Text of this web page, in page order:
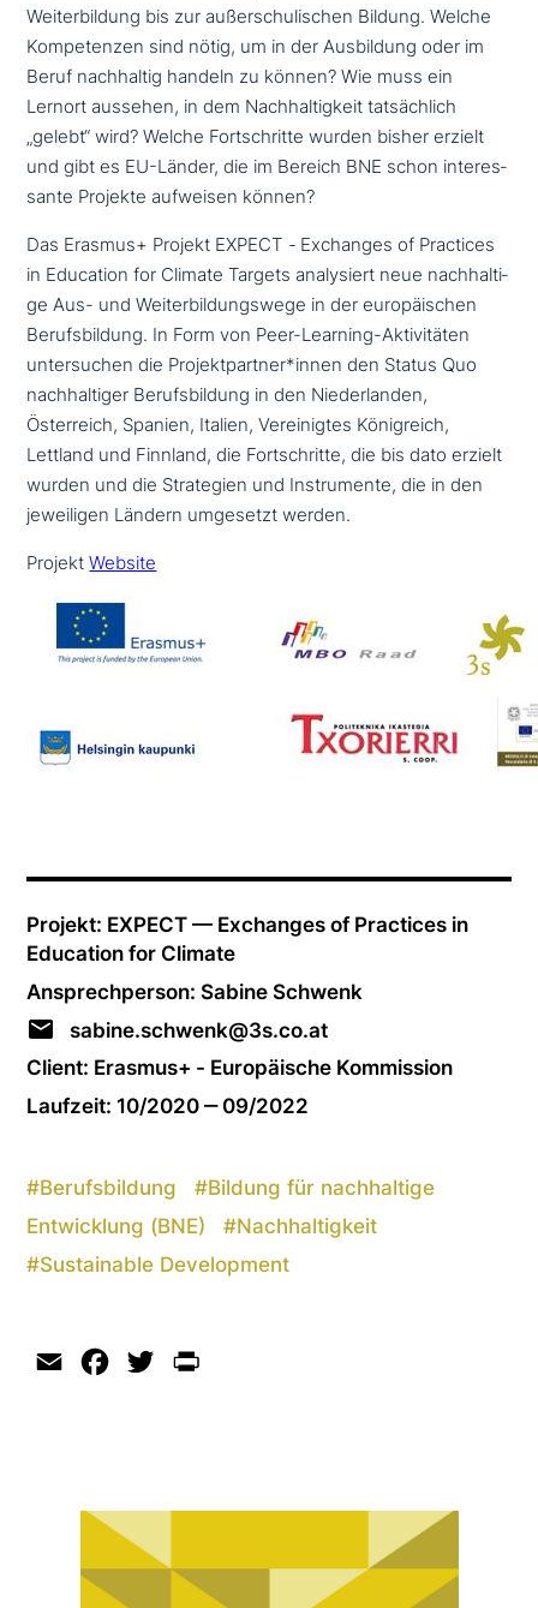
Weiterbildung bis zur außer­schu­li­schen Bildung. Welche
Kompetenzen sind nötig, um in der Ausbildung oder im
Beruf nach­hal­tig handeln zu können? Wie muss ein
Lernort aussehen, in dem Nachhaltigkeit tat­säch­lich
„gelebt“ wird? Welche Fortschritte wurden bisher erzielt
und gibt es EU-Länder, die im Bereich BNE schon inter­es­
san­te Projekte aufweisen können?
Das Erasmus+ Projekt EXPECT - Exchanges of Practices
in Education for Climate Targets ana­ly­siert neue nach­hal­ti­
ge Aus- und Weiterbildungswege in der euro­päi­schen
Berufsbildung. In Form von Peer-Learning-Aktivitäten
unter­su­chen die Projektpartner*innen den Status Quo
nach­hal­ti­ger Berufsbildung in den Niederlanden,
Österreich, Spanien, Italien, Vereinigtes Königreich,
Lettland und Finnland, die Fortschritte, die bis dato erzielt
wurden und die Strategien und Instrumente, die in den
jewei­li­gen Ländern umgesetzt werden.
ProjektWebsite
Projekt: EXPECT — Exchanges of Practices in
Education for Climate
Ansprechperson: Sabine Schwenk
sabine.schwenk@3s.co.at
Client: Erasmus+ - Europäische Kommission
Laufzeit: 10/2020 ‒ 09/2022
#Berufsbildung #Bildung für nachhaltige
Entwicklung (BNE)
#Nachhaltigkeit
#Sustainable Development
Email Facebook
Twitter